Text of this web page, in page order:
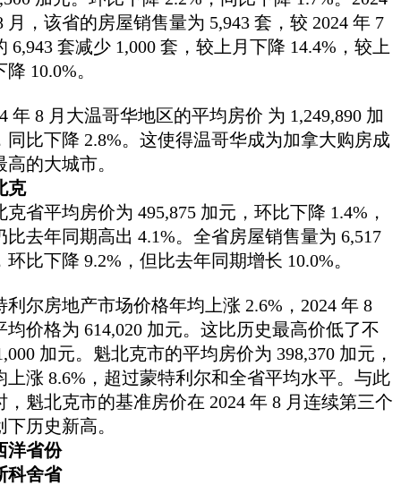
月，该省的房屋销售量为 5,943 套，较 2024 年 7
6,943 套减少 1,000 套，较上月下降 14.4%，较上
降 10.0%。
年 8 月大温哥华地区的平均房价 为 1,249,890 加
同比下降 2.8%。这使得温哥华成为加拿大购房成
高的大城市。
克
克省平均房价为 495,875 加元，环比下降 1.4%，
比去年同期高出 4.1%。全省房屋销售量为 6,517
环比下降 9.2%，但比去年同期增长 10.0%。
利尔房地产市场价格年均上涨 2.6%，2024 年 8
均价格为 614,020 加元。这比历史最高价低了不
加元。魁北克市的平均房价为 398,370 加元，
上涨 8.6%，超过蒙特利尔和全省平均水平。与此
，魁北克市的基准房价在 2024 年 8 月连续第三个
下历史新高。
洋省份
科舍省